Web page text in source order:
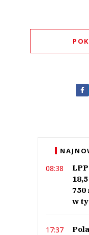
This comment
Może na pan Rafał
08:38
750
w
17:37